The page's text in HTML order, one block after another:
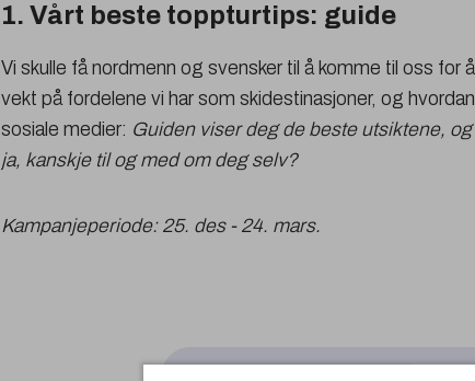
1. Vårt beste toppturtips: guide
Vi skulle få nordmenn og svensker til å komme til oss for
vekt på fordelene vi har som skidestinasjoner, og
sosiale medier: Guiden viser deg de beste utsiktene,
ja, kanskje til og med om deg selv?
Kampanjeperiode: 25. des - 24. mars.